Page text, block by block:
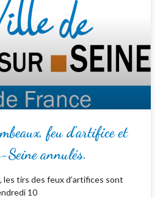
feu d’artifice et
annulés.
tirs des feux d’artifices sont
10